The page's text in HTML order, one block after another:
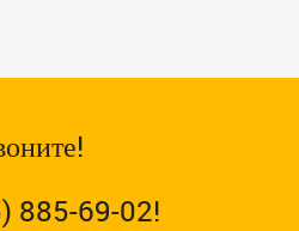
885-69-02!